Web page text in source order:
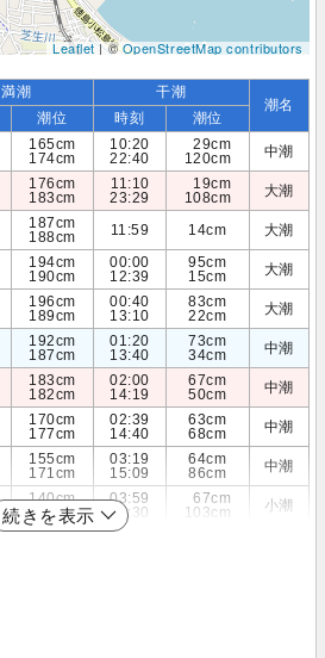
Leaflet| ©OpenStreetMap contributors
満潮 干潮
潮名
潮位 時刻
潮位
165cm
174cm
10:20
22:40
29cm
120cm
中潮
176cm
183cm
11:10
23:29
19cm
108cm
大潮
187cm
188cm
11:59 14cm 大潮
194cm
190cm
00:00
12:39
95cm
15cm
大潮
196cm
189cm
00:40
13:10
83cm
22cm
大潮
192cm
187cm
01:20
13:40
73cm
34cm
中潮
183cm
182cm
02:00
14:19
67cm
50cm
中潮
170cm
177cm
02:39
14:40
63cm
68cm
中潮
155cm
171cm
03:19
15:09
64cm
86cm
中潮
140cm
165cm
03:59
15:30
67cm
103cm
小潮
続きを表示